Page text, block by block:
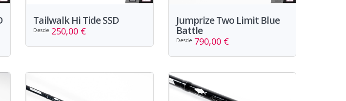
Tailwalk Hi Tide SSD
Desde 250,00 €
Jumprize Two Limit Blue
Battle
Desde 790,00 €